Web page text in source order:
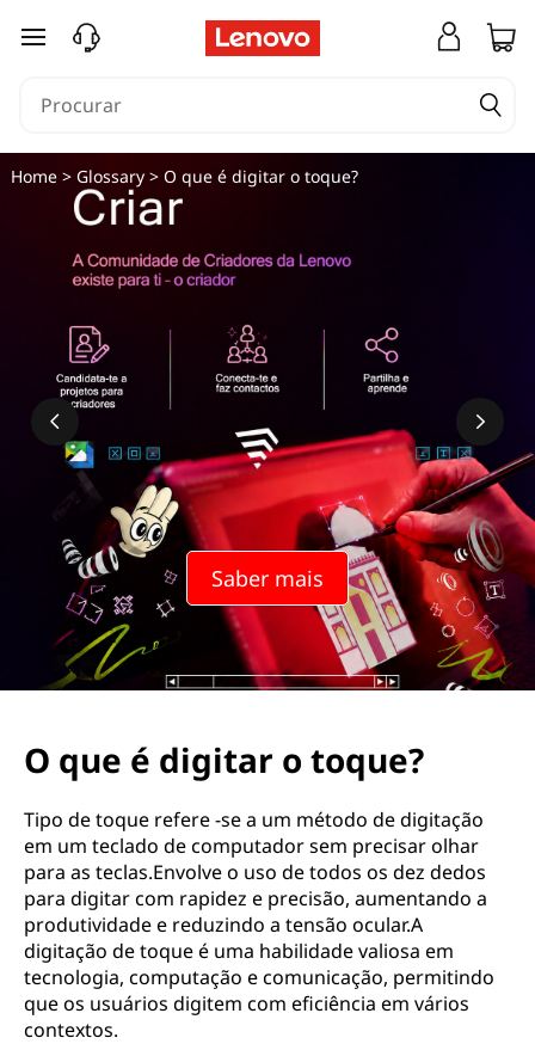
saltar para o conteúdo principal
Saber mais
Home> Glossary> O que é digitar o toque?
O que é digitar o toque?
Tipo de toque refere -se a um método de digitação
em um teclado de computador sem precisar olhar
para as teclas.Envolve o uso de todos os dez dedos
para digitar com rapidez e precisão, aumentando a
produtividade e reduzindo a tensão ocular.A
digitação de toque é uma habilidade valiosa em
tecnologia, computação e comunicação, permitindo
que os usuários digitem com eficiência em vários
contextos.